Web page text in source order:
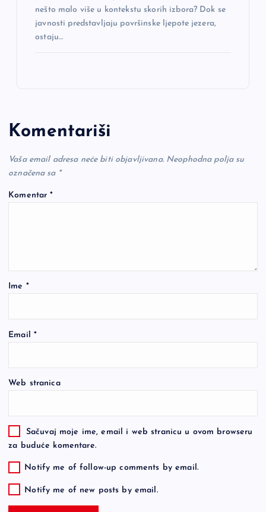
nešto malo više u kontekstu skorih izbora? Dok se
javnosti predstavljaju površinske ljepote jezera,
ostaju…
Komentariši
Vaša email adresa neće biti objavljivana. Neophodna polja su
označena sa *
Komentar*
Ime *
Email *
Web stranica
Sačuvaj moje ime, email i web stranicu u ovom browseru
za buduće komentare.
Notify me of follow-up comments by email.
Notify me of new posts by email.